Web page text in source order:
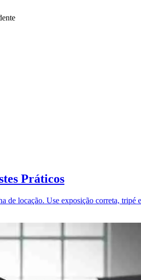
Práticos
locação. Use exposição correta, tripé